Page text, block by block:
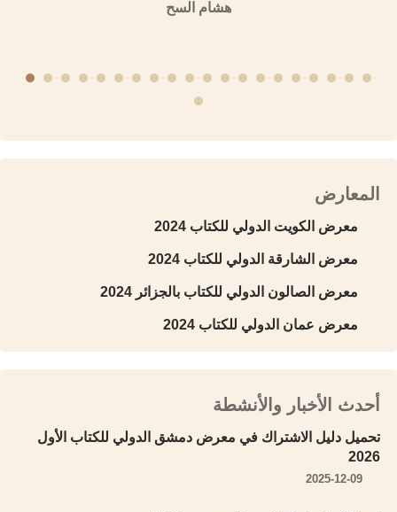
هشام السح
المعارض
معرض الكويت الدولي للكتاب 2024
معرض الشارقة الدولي للكتاب 2024
معرض الصالون الدولي للكتاب بالجزائر 2024
معرض عمان الدولي للكتاب 2024
أحدث الأخبار والأنشطة
تحميل دليل الاشتراك في معرض دمشق الدولي للكتاب الأول
2026
2025-12-09